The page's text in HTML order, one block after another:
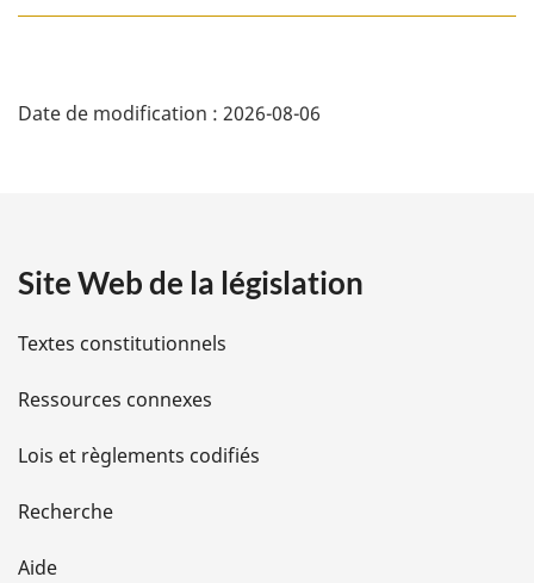
é
i
l
s
d
e
l
Date de modification : 2026-08-06
Site Web de la législation
Textes constitutionnels
Ressources connexes
Lois et règlements codifiés
Recherche
Aide